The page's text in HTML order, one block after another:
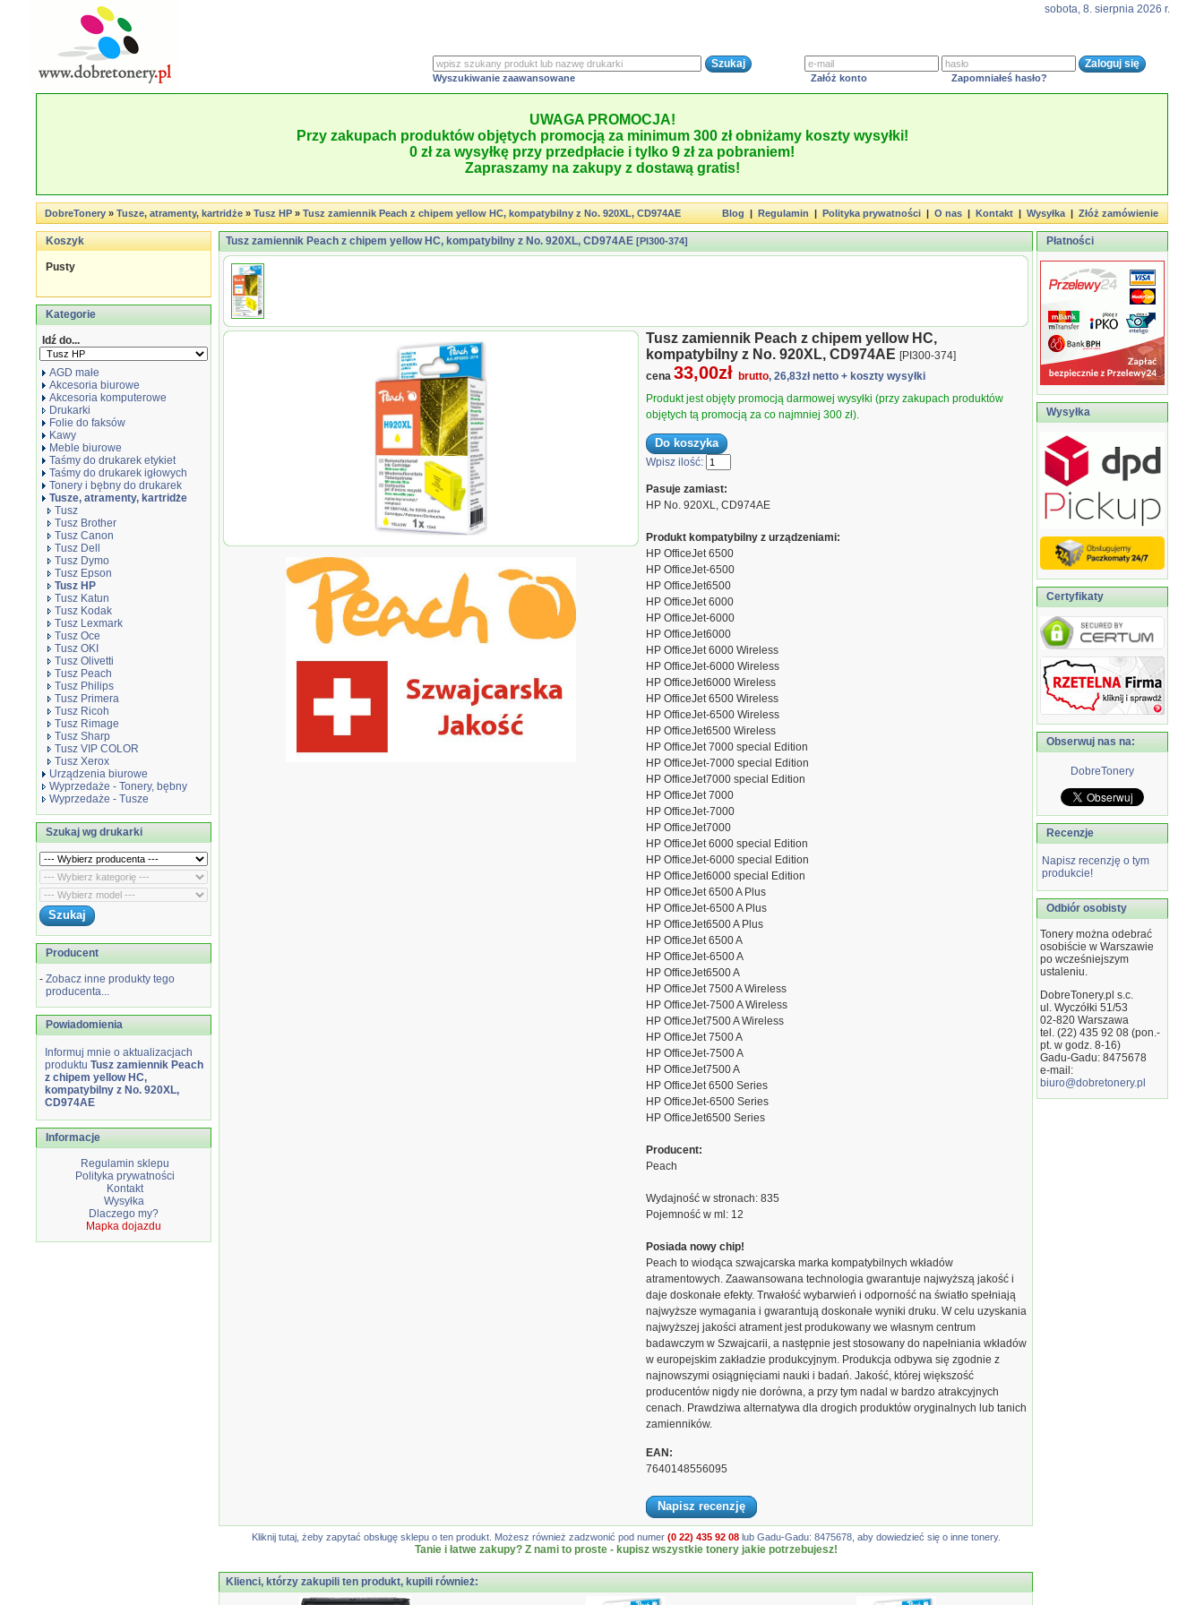
sobota, 8. sierpnia 2026 r.
Wyszukiwanie zaawansowane Załóż konto Zapomniałeś hasło?
UWAGA PROMOCJA!
Przy zakupach produktów objętych promocją za minimum 300 zł obniżamy koszty wysyłki!
0 zł za wysyłkę przy przedpłacie i tylko 9 zł za pobraniem!
Zapraszamy na zakupy z dostawą gratis!
DobreTonery»Tusze, atramenty, kartridże»Tusz HP»Tusz zamiennik Peach z chipem yellow HC, kompatybilny z No. 920XL, CD974AE Blog|Regulamin|Polityka prywatności|O nas|Kontakt|Wysyłka|Złóż zamówienie
Koszyk
Pusty
Kategorie
Idź do...
AGD małe
Akcesoria biurowe
Akcesoria komputerowe
Drukarki
Folie do faksów
Kawy
Meble biurowe
Taśmy do drukarek etykiet
Taśmy do drukarek igłowych
Tonery i bębny do drukarek
Tusze, atramenty, kartridże
Tusz
Tusz Brother
Tusz Canon
Tusz Dell
Tusz Dymo
Tusz Epson
Tusz HP
Tusz Katun
Tusz Kodak
Tusz Lexmark
Tusz Oce
Tusz OKI
Tusz Olivetti
Tusz Peach
Tusz Philips
Tusz Primera
Tusz Ricoh
Tusz Rimage
Tusz Sharp
Tusz VIP COLOR
Tusz Xerox
Urządzenia biurowe
Wyprzedaże - Tonery, bębny
Wyprzedaże - Tusze
Szukaj wg drukarki
Producent
- Zobacz inne produkty tego
producenta...
Powiadomienia
Informuj mnie o aktualizacjach
produktu Tusz zamiennik Peach
z chipem yellow HC,
kompatybilny z No. 920XL,
CD974AE
Informacje
Regulamin sklepu
Polityka prywatności
Kontakt
Wysyłka
Dlaczego my?
Mapka dojazdu
Tusz zamiennik Peach z chipem yellow HC, kompatybilny z No. 920XL, CD974AE [PI300-374]
Tusz zamiennik Peach
kompatybilny z No.
920XL, CD974AE
Tusz zamiennik Peach z chipem yellow HC,
kompatybilny z No. 920XL, CD974AE [PI300-374]
cena 33,00zł brutto, 26,83zł netto + koszty wysyłki
Produkt jest objęty promocją darmowej wysyłki (przy zakupach produktów
objętych tą promocją za co najmniej 300 zł).
Wpisz ilość:
Pasuje zamiast:
HP No. 920XL, CD974AE
Produkt kompatybilny z urządzeniami:
HP OfficeJet 6500
HP OfficeJet-6500
HP OfficeJet6500
HP OfficeJet 6000
HP OfficeJet-6000
HP OfficeJet6000
HP OfficeJet 6000 Wireless
HP OfficeJet-6000 Wireless
HP OfficeJet6000 Wireless
HP OfficeJet 6500 Wireless
HP OfficeJet-6500 Wireless
HP OfficeJet6500 Wireless
HP OfficeJet 7000 special Edition
HP OfficeJet-7000 special Edition
HP OfficeJet7000 special Edition
HP OfficeJet 7000
HP OfficeJet-7000
HP OfficeJet7000
HP OfficeJet 6000 special Edition
HP OfficeJet-6000 special Edition
HP OfficeJet6000 special Edition
HP OfficeJet 6500 A Plus
HP OfficeJet-6500 A Plus
HP OfficeJet6500 A Plus
HP OfficeJet 6500 A
HP OfficeJet-6500 A
HP OfficeJet6500 A
HP OfficeJet 7500 A Wireless
HP OfficeJet-7500 A Wireless
HP OfficeJet7500 A Wireless
HP OfficeJet 7500 A
HP OfficeJet-7500 A
HP OfficeJet7500 A
HP OfficeJet 6500 Series
HP OfficeJet-6500 Series
HP OfficeJet6500 Series
Producent:
Peach
Wydajność w stronach: 835
Pojemność w ml: 12
Posiada nowy chip!
Peach to wiodąca szwajcarska marka kompatybilnych wkładów
atramentowych. Zaawansowana technologia gwarantuje najwyższą jakość i
daje doskonałe efekty. Trwałość wybarwień i odporność na światło spełniają
najwyższe wymagania i gwarantują doskonałe wyniki druku. W celu uzyskania
najwyższej jakości atrament jest produkowany we własnym centrum
badawczym w Szwajcarii, a następnie jest stosowany do napełniania wkładów
w europejskim zakładzie produkcyjnym. Produkcja odbywa się zgodnie z
najnowszymi osiągnięciami nauki i badań. Jakość, której większość
producentów nigdy nie dorówna, a przy tym nadal w bardzo atrakcyjnych
cenach. Prawdziwa alternatywa dla drogich produktów oryginalnych lub tanich
zamienników.
EAN:
7640148556095
Napisz recenzję
Kliknij tutaj, żeby zapytać obsługę sklepu o ten produkt. Możesz również zadzwonić pod numer (0 22) 435 92 08lub Gadu-Gadu: 8475678, aby dowiedzieć się o inne tonery.
Tanie i łatwe zakupy? Z nami to proste - kupisz wszystkie tonery jakie potrzebujesz!
Klienci, którzy zakupili ten produkt, kupili również:
Płatności
Wysyłka
Certyfikaty
Obserwuj nas na:
DobreTonery
Recenzje
Napisz recenzję o tym
produkcie!
Odbiór osobisty
Tonery można odebrać
osobiście w Warszawie
po wcześniejszym
ustaleniu.
DobreTonery.pl s.c.
ul. Wyczółki 51/53
02-820 Warszawa
tel. (22) 435 92 08 (pon.-
pt. w godz. 8-16)
Gadu-Gadu: 8475678
e-mail:
biuro@dobretonery.pl